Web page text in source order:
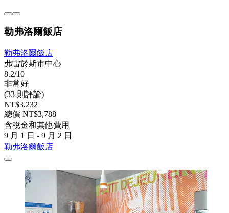
勒弗洛爾飯店
勒弗洛爾飯店
弗雷於斯市中心
8.2/10
非常好
(33 則評論)
NT$3,232
總價 NT$3,788
含稅金和其他費用
9 月 1 日 - 9 月 2 日
勒弗洛爾飯店